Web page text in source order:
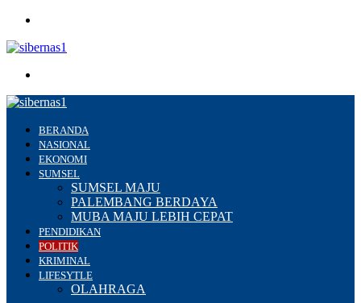
BERANDA
NASIONAL
EKONOMI
SUMSEL
SUMSEL MAJU
PALEMBANG BERDAYA
MUBA MAJU LEBIH CEPAT
PENDIDIKAN
POLITIK
KRIMINAL
LIFESYTLE
OLAHRAGA